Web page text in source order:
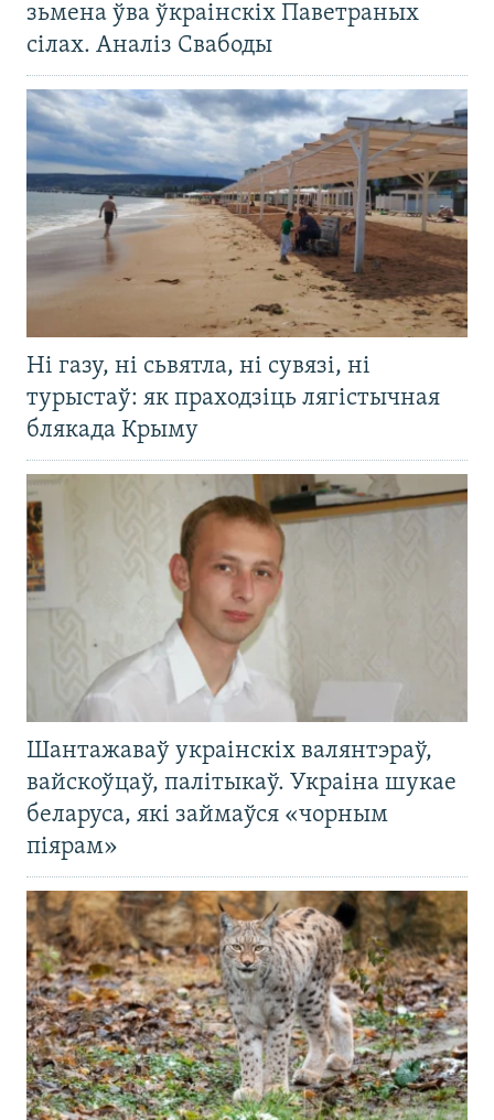
зьмена ўва ўкраінскіх Паветраных
сілах. Аналіз Свабоды
Ні газу, ні сьвятла, ні сувязі, ні
турыстаў: як праходзіць лягістычная
блякада Крыму
Шантажаваў украінскіх валянтэраў,
вайскоўцаў, палітыкаў. Украіна шукае
беларуса, які займаўся «чорным
піярам»